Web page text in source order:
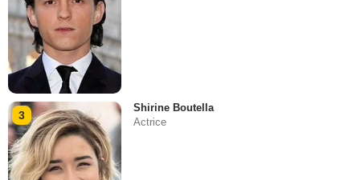
3
Shirine Boutella
Actrice